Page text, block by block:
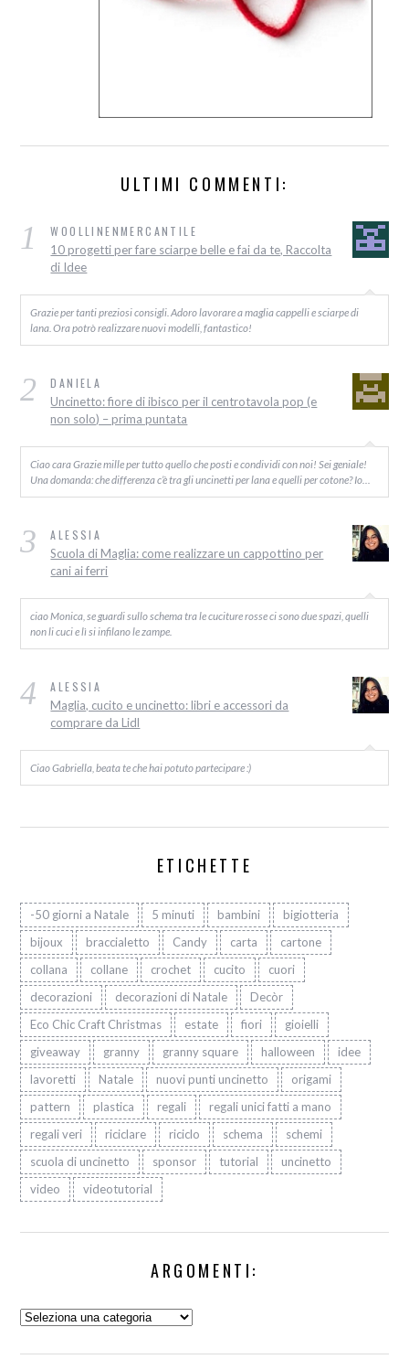
ULTIMI COMMENTI:
1 WOOLLINENMERCANTILE
10 progetti per fare sciarpe belle e fai da te, Raccolta
di Idee
Grazie per tanti preziosi consigli. Adoro lavorare a maglia cappelli e sciarpe di
lana. Ora potrò realizzare nuovi modelli, fantastico!
2 DANIELA
Uncinetto: fiore di ibisco per il centrotavola pop (e
non solo) – prima puntata
Ciao cara Grazie mille per tutto quello che posti e condividi con noi! Sei geniale!
Una domanda: che differenza c’è tra gli uncinetti per lana e quelli per cotone? Io…
3 ALESSIA
Scuola di Maglia: come realizzare un cappottino per
cani ai ferri
ciao Monica, se guardi sullo schema tra le cuciture rosse ci sono due spazi, quelli
non li cuci e lì si infilano le zampe.
4 ALESSIA
Maglia, cucito e uncinetto: libri e accessori da
comprare da Lidl
Ciao Gabriella, beata te che hai potuto partecipare :)
ETICHETTE
-50 giorni a Natale 5 minuti bambini
bigiotteria
bijoux
braccialetto Candy carta
cartone
collana
collane crochet cucito
cuori
decorazioni
decorazioni di Natale
Decòr
Eco Chic Craft Christmas
estate fiori
gioielli
giveaway
granny granny square halloween
idee
lavoretti
Natale nuovi punti uncinetto
origami
pattern
plastica regali
regali unici fatti a mano
regali veri
riciclare riciclo schema
schemi
scuola di uncinetto
sponsor tutorial
uncinetto
video
videotutorial
ARGOMENTI:
Argomenti: